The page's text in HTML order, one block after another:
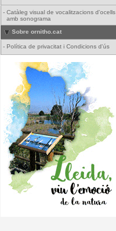
- Catàleg visual de vocalitzacions d'ocells
amb sonograma
Sobre ornitho.cat
- Política de privacitat i Condicions d'ús